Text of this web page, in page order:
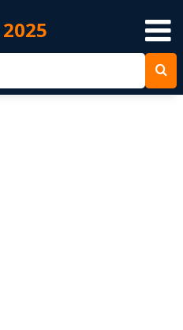
2025